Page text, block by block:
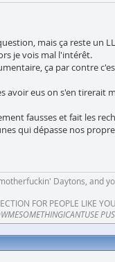
mais ça reste un
je vois mal l'intérêt.
ça par contre
avoir eus on s'en
fausses et fait les
qui dépasse nos
Daytons, and
FOR PEOPLE LIKE